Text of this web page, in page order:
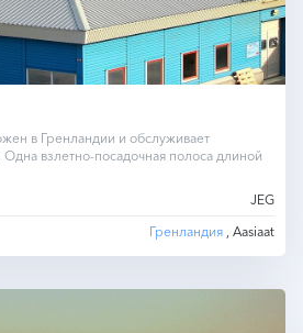
в Гренландии и обслуживает
Одна взлетно-посадочная полоса длиной
JEG
Гренландия , Aasiaat